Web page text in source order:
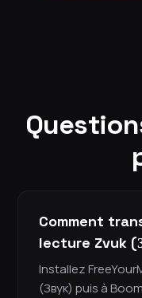
Comment
lecture Zvuk
Installez
(Звук) puis à